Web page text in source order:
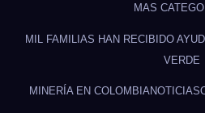
MAS
MIL FAMILIAS HAN RECIBIDO
VERDE
MINERÍA EN COLOMBIANOTICIAS